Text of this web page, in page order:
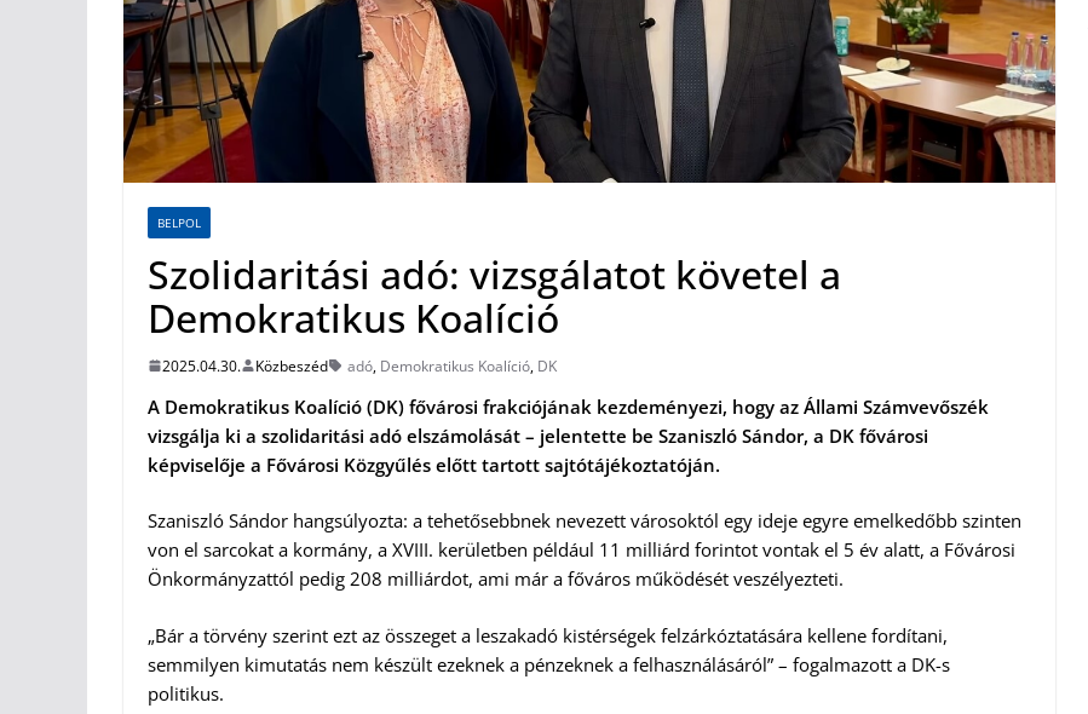
BELPOL
Szolidaritási adó: vizsgálatot követel a
Demokratikus Koalíció
2025.04.30. Közbeszéd adó, Demokratikus Koalíció, DK
A Demokratikus Koalíció (DK) fővárosi frakciójának kezdeményezi, hogy az Állami Számvevőszék
vizsgálja ki a szolidaritási adó elszámolását – jelentette be Szaniszló Sándor, a DK fővárosi
képviselője a Fővárosi Közgyűlés előtt tartott sajtótájékoztatóján.
Szaniszló Sándor hangsúlyozta: a tehetősebbnek nevezett városoktól egy ideje egyre emelkedőbb szinten
von el sarcokat a kormány, a XVIII. kerületben például 11 milliárd forintot vontak el 5 év alatt, a Fővárosi
Önkormányzattól pedig 208 milliárdot, ami már a főváros működését veszélyezteti.
„Bár a törvény szerint ezt az összeget a leszakadó kistérségek felzárkóztatására kellene fordítani,
semmilyen kimutatás nem készült ezeknek a pénzeknek a felhasználásáról” – fogalmazott a DK-s
politikus.